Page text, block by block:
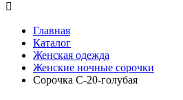

Главная
Каталог
Женская одежда
Женские ночные сорочки
Сорочка С-20-голубая